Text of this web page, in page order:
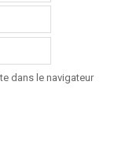
dans le navigateur